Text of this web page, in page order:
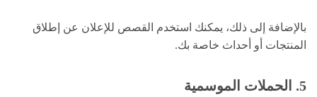
بالإضافة إلى ذلك، يمكنك استخدم القصص للإعلان عن إطلاق
المنتجات أو أحداث خاصة بك.
5. الحملات الموسمية